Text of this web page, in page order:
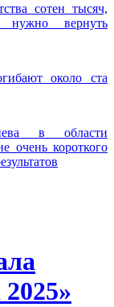
сотен тысяч,
нужно вернуть
около ста
в области
очень короткого